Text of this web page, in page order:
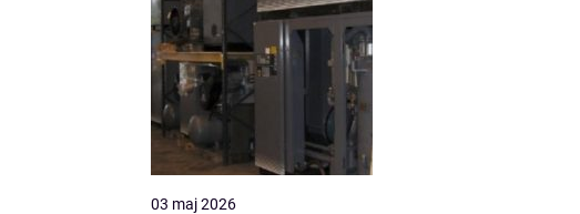
03 maj 2026